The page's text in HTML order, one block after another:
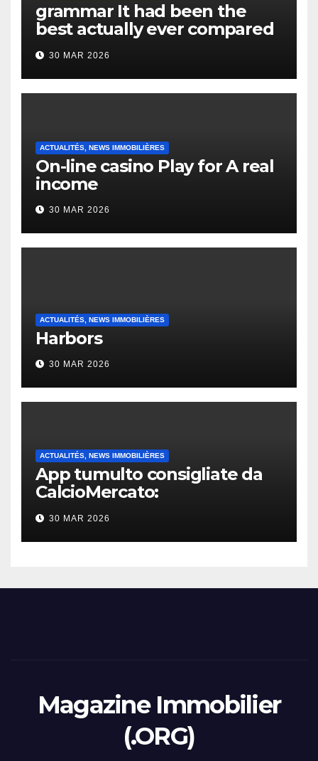
grammar It had been the
best actually ever compared
to it’s the top actually?
English Vocabulary Learners
Heap Change
30 MAR 2026
ACTUALITÉS, NEWS IMMOBILIÈRES
On-line casino Play for A real
income
30 MAR 2026
ACTUALITÉS, NEWS IMMOBILIÈRES
Harbors
30 MAR 2026
ACTUALITÉS, NEWS IMMOBILIÈRES
App tumulto consigliate da
CalcioMercato:
considerazione di gennaio
2026
30 MAR 2026
Magazine Immobilier
(.ORG)